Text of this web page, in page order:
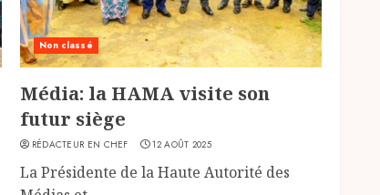
Non classé
Média: la HAMA visite son
futur siège
RÉDACTEUR EN CHEF 12 AOÛT 2025
La Présidente de la Haute Autorité des